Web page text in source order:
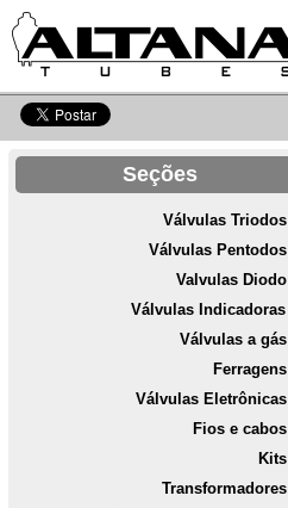
Seções
Válvulas Triodos
Válvulas Pentodos
Valvulas Diodo
Válvulas Indicadoras
Válvulas a gás
Ferragens
Válvulas Eletrônicas
Fios e cabos
Kits
Transformadores